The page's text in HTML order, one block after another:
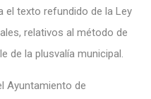
el texto refundido de la Ley
relativos al método de
de la plusvalía municipal.
Ayuntamiento de